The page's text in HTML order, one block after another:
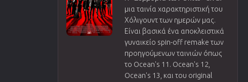
μια ταινία χαρακτηριστική του
Χόλιγουντ των ημερών μας.
Είναι βασικά ένα αποκλειστικά
γυναικείο spin-off remake των
προηγούμενων ταινιών όπως
το Ocean's 11. Ocean's 12,
Ocean's 13, και του original